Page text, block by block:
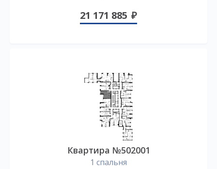
21 171 885
Квартира №502001
1 спальня